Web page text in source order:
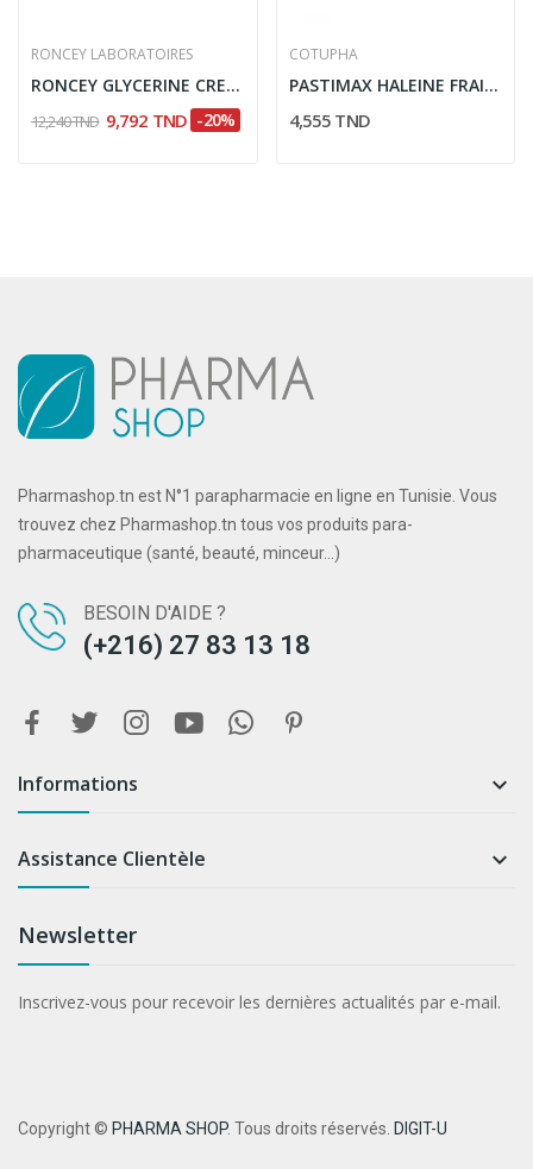
RONCEY LABORATOIRES
RONCEY GLYCERINE CREME HYDRATANTE 100ML
12,240 TND 9,792 TND -20%
COTUPHA
PASTIMAX HALEINE FRAICHE MENTHE EXTRA FORTE 12...
4,555 TND
Pharmashop.tn est N°1 parapharmacie en ligne en Tunisie. Vous
trouvez chez Pharmashop.tn tous vos produits para-
pharmaceutique (santé, beauté, minceur...)
BESOIN D'AIDE ?
(+216) 27 83 13 18
Informations 
Assistance Clientèle 
Newsletter
Inscrivez-vous pour recevoir les dernières actualités par e-mail.
Copyright © PHARMA SHOP. Tous droits réservés. DIGIT-U